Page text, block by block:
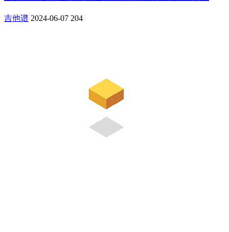
吉他谱 2024-06-07 204